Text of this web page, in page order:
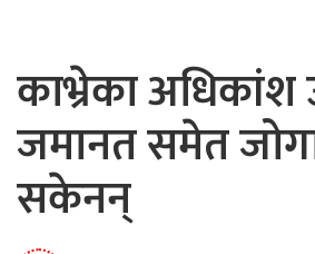
काभ्रेका अधिकांश
जमानत समेत
सकेनन्